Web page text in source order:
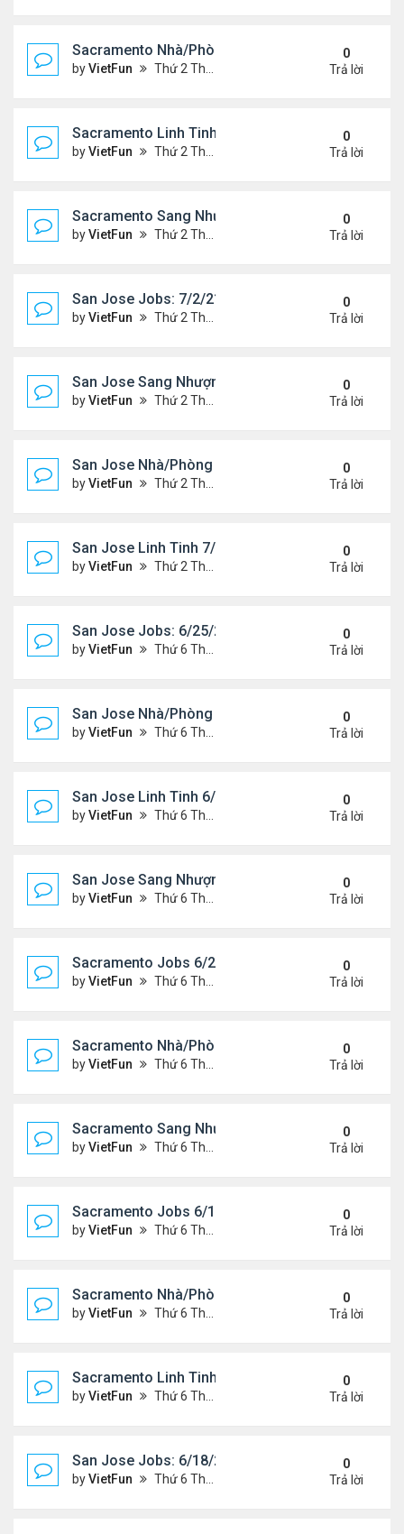
Sacramento Nhà/Phòng 7/2/21- 7/9/21
byVietFun Thứ 2 Tháng 7 05, 2021 2:51 pm
0
Trả lời
Sacramento Linh Tinh 7/2/21- 7/9/21
byVietFun Thứ 2 Tháng 7 05, 2021 2:47 pm
0
Trả lời
Sacramento Sang Nhượng 7/2/21- 7/9/21
byVietFun Thứ 2 Tháng 7 05, 2021 2:45 pm
0
Trả lời
San Jose Jobs: 7/2/21- 7/9/2021
byVietFun Thứ 2 Tháng 7 05, 2021 2:41 pm
0
Trả lời
San Jose Sang Nhượng 7/2/21-7//21
byVietFun Thứ 2 Tháng 7 05, 2021 2:38 pm
0
Trả lời
San Jose Nhà/Phòng 7/2/21-7/9/21
byVietFun Thứ 2 Tháng 7 05, 2021 2:38 pm
0
Trả lời
San Jose Linh Tinh 7/2/21 - 7/9/21
byVietFun Thứ 2 Tháng 7 05, 2021 2:35 pm
0
Trả lời
San Jose Jobs: 6/25/21- 7/2/2021
byVietFun Thứ 6 Tháng 6 25, 2021 2:14 pm
0
Trả lời
San Jose Nhà/Phòng 6/25/21-7/2/21
byVietFun Thứ 6 Tháng 6 25, 2021 2:11 pm
0
Trả lời
San Jose Linh Tinh 6/25/21 - 7/2/21
byVietFun Thứ 6 Tháng 6 25, 2021 2:07 pm
0
Trả lời
San Jose Sang Nhượng 6/25/21-7/2/21
byVietFun Thứ 6 Tháng 6 25, 2021 2:07 pm
0
Trả lời
Sacramento Jobs 6/25/21- 7/2/21
byVietFun Thứ 6 Tháng 6 25, 2021 2:02 pm
0
Trả lời
Sacramento Nhà/Phòng: 6/25/21- 7/2/21
byVietFun Thứ 6 Tháng 6 25, 2021 2:01 pm
0
Trả lời
Sacramento Sang Nhượng 6/25/21- 7/2/21
byVietFun Thứ 6 Tháng 6 25, 2021 1:54 pm
0
Trả lời
Sacramento Jobs 6/18/21- 6/25/21
byVietFun Thứ 6 Tháng 6 18, 2021 2:07 pm
0
Trả lời
Sacramento Nhà/Phòng 6/18/21- 6/25/21
byVietFun Thứ 6 Tháng 6 18, 2021 2:04 pm
0
Trả lời
Sacramento Linh Tinh 6/18/21- 6/25/21
byVietFun Thứ 6 Tháng 6 18, 2021 2:02 pm
0
Trả lời
San Jose Jobs: 6/18/21- 6/25/2021
byVietFun Thứ 6 Tháng 6 18, 2021 1:58 pm
0
Trả lời